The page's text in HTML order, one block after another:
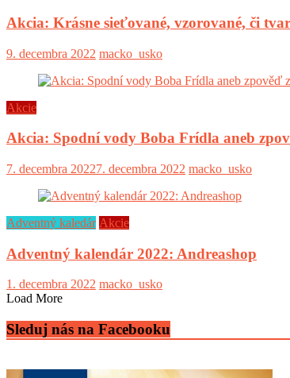
Akcia: Krásne sieťované, vzorované, či
9. decembra 2022 macko_usko
Akcie
Akcia: Spodní vody Boba Frídla aneb
7. decembra 20227. decembra 2022 macko_usko
Adventný kaledár Akcie
Adventný kalendár 2022: Andreashop
1. decembra 2022 macko_usko
Load More
Sleduj nás na Facebooku